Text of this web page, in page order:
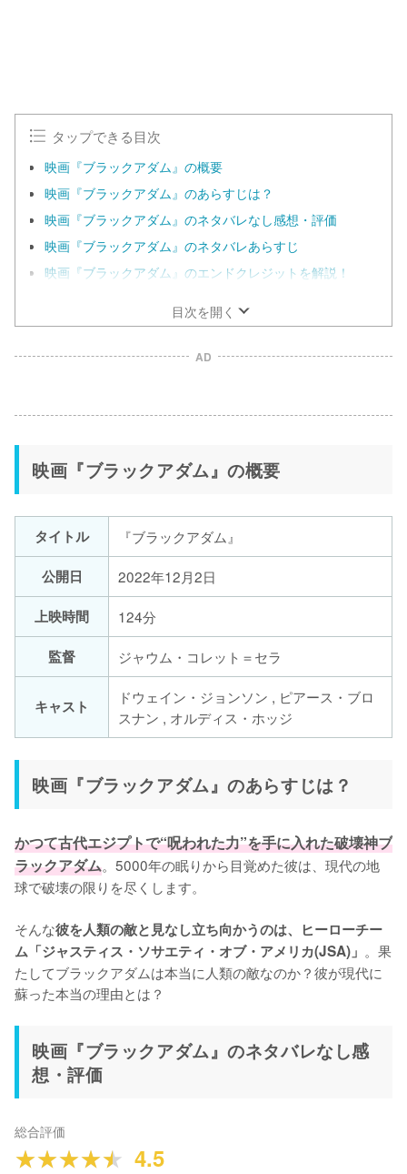
タップできる目次
映画『ブラックアダム』の概要
映画『ブラックアダム』のあらすじは？
映画『ブラックアダム』のネタバレなし感想・評価
映画『ブラックアダム』のネタバレあらすじ
映画『ブラックアダム』のエンドクレジットを解説！
目次を開く
AD
映画『ブラックアダム』の概要
タイトル
『ブラックアダム』
公開日
2022年12月2日
上映時間
124分
監督
ジャウム・コレット＝セラ
キャスト
ドウェイン・ジョンソン , ピアース・ブロ
スナン , オルディス・ホッジ
映画『ブラックアダム』のあらすじは？
かつて古代エジプトで“呪われた力”を手に入れた破壊神ブ
ラックアダム。5000年の眠りから目覚めた彼は、現代の地
球で破壊の限りを尽くします。
そんな彼を人類の敵と見なし立ち向かうのは、ヒーローチー
ム「ジャスティス・ソサエティ・オブ・アメリカ(JSA)」 。果
たしてブラックアダムは本当に人類の敵なのか？彼が現代に
蘇った本当の理由とは？
映画『ブラックアダム』のネタバレなし感
想・評価
総合評価
4.5